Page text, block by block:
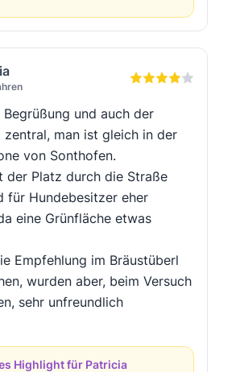
Begrüßung und auch der
man ist gleich in der
von Sonthofen.
der Platz durch die Straße
für Hundebesitzer eher
eine Grünfläche etwas
Empfehlung im Bräustüberl
wurden aber, beim Versuch
sehr unfreundlich
Highlight für Patricia